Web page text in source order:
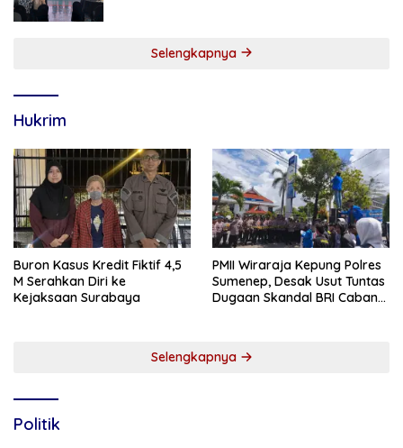
Selengkapnya
Hukrim
Buron Kasus Kredit Fiktif 4,5
M Serahkan Diri ke
Kejaksaan Surabaya
PMII Wiraraja Kepung Polres
Sumenep, Desak Usut Tuntas
Dugaan Skandal BRI Cabang
Selengkapnya
Politik